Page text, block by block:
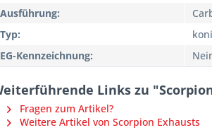
Ausführung:
Typ:
EG-Kennzeichnung:
Links zu
Fragen zum Artikel?
Weitere Artikel von Scorpion Exhausts